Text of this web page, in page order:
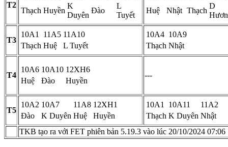
T2
Thạch Huyền
K
Duyên
Đào
L
Tuyết
Huệ
Nhật Thạch
D
T3
10A1 11A5 11A10
Thạch Huệ L Tuyết
10A4 10A9
Thạch Nhật
T4
10A6 10A10 12XH6
Huệ
Đào Huyền
---
T5
10A2 10A7 11A8 12XH1
Đào
K Duyên Huệ Huyền
10A1 10A11
11A2
Thạch K Duyên Nhật
TKB tạo ra với FET phiên bản 5.19.3 vào lúc 20/10/2024 07:06